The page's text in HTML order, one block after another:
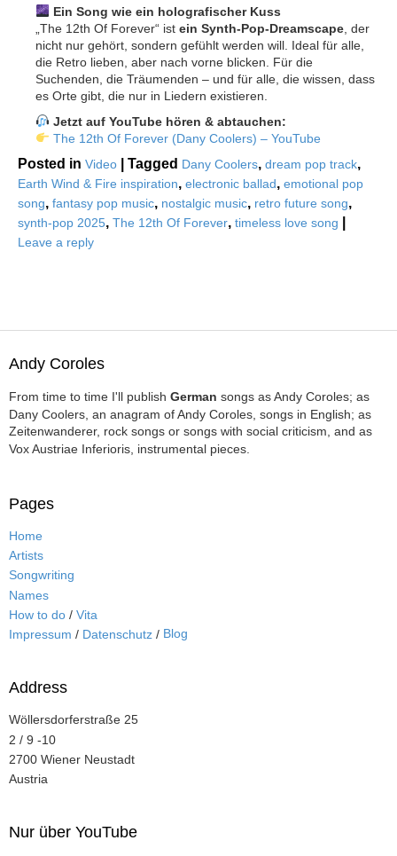
Ein Song wie ein holografischer Kuss
„The 12th Of Forever“ ist ein Synth-Pop-Dreamscape , der
nicht nur gehört, sondern gefühlt werden will. Ideal für alle,
die Retro lieben, aber nach vorne blicken. Für die
Suchenden, die Träumenden – und für alle, die wissen, dass
es Orte gibt, die nur in Liedern existieren.
Jetzt auf YouTube hören & abtauchen:
The 12th Of Forever (Dany Coolers) – YouTube
Posted in Video Tagged Dany Coolers, dream pop track,
Earth Wind & Fire inspiration, electronic ballad, emotional pop
song, fantasy pop music, nostalgic music, retro future song,
synth-pop 2025, The 12th Of Forever, timeless love song
Leave a reply
Andy Coroles
From time to time I'll publish German songs as Andy Coroles; as
Dany Coolers, an anagram of Andy Coroles, songs in English; as
Zeitenwanderer, rock songs or songs with social criticism, and as
Vox Austriae Inferioris, instrumental pieces.
Pages
Home
Artists
Songwriting
Names
How to do / Vita
Impressum / Datenschutz / Blog
Address
Wöllersdorferstraße 25
2 / 9 -10
2700 Wiener Neustadt
Austria
Nur über YouTube